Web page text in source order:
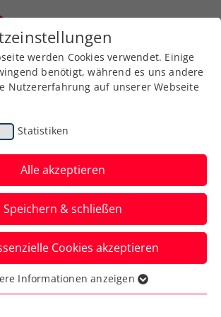
Newsübersicht
gelingt
Premierensieg
gemeinsamen Antritt
die beiden auf
Wachta, 05.07.2024
werden Cookies verwendet. Einige
benötigt, während es uns andere
Nutzererfahrung auf unserer Webseite
Statistiken
Alle akzeptieren
Speichern & schließen
Cookies akzeptieren
werden für grundlegende
Informationen anzeigen